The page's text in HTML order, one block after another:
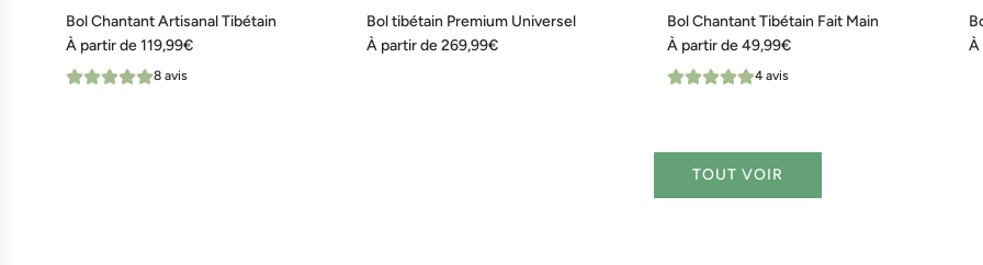
Bol Chantant Artisanal Tibétain
À partir de119,99€
8 avis
Bol tibétain Premium Universel
À partir de269,99€
Bol Chantant Tibétain Fait Main
À partir de 49,99€
4 avis
À
TOUT VOIR